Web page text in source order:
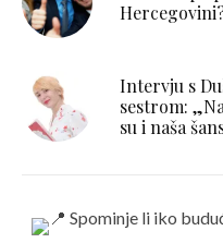
Intervju s
sestrom:
su i naša